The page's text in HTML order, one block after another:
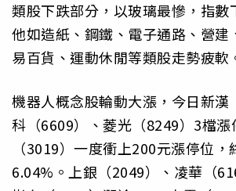
類股下跌部分，以玻璃最慘，指數
他如造紙、鋼鐵、電子通路、營建
易百貨、運動休閒等類股走勢疲軟
機器人概念股輪動大漲，今日新漢
科（6609）、菱光（8249）3檔漲
（3019）一度衝上200元漲停位，
6.04%。上銀（2049）、凌華（